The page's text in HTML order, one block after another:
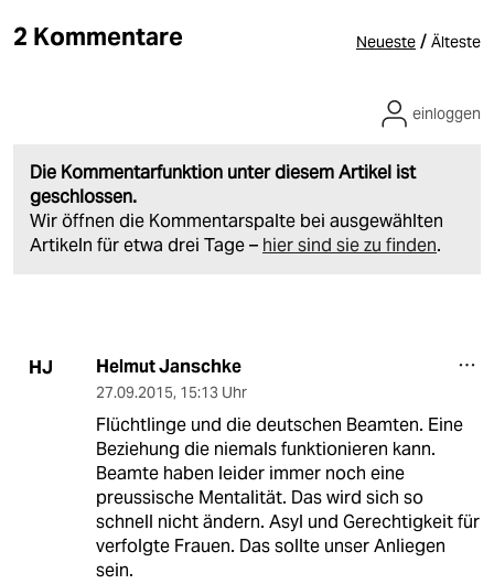
2 Kommentare Neueste / Älteste
Die Kommentarfunktion unter diesem Artikel ist
geschlossen.
Wir öffnen die Kommentarspalte bei ausgewählten
Artikeln für etwa drei Tage – hier sind sie zu finden.
einloggen
HJ Helmut Janschke
27.09.2015, 15:13 Uhr
Flüchtlinge und die deutschen Beamten. Eine
Beziehung die niemals funktionieren kann.
Beamte haben leider immer noch eine
preussische Mentalität. Das wird sich so
schnell nicht ändern. Asyl und Gerechtigkeit für
verfolgte Frauen. Das sollte unser Anliegen
sein.